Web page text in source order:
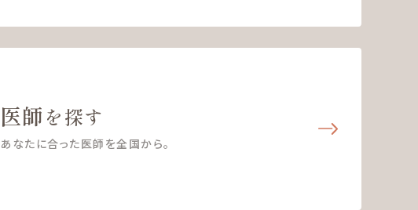
医師 を探す
あなたに合った医師を全国から。